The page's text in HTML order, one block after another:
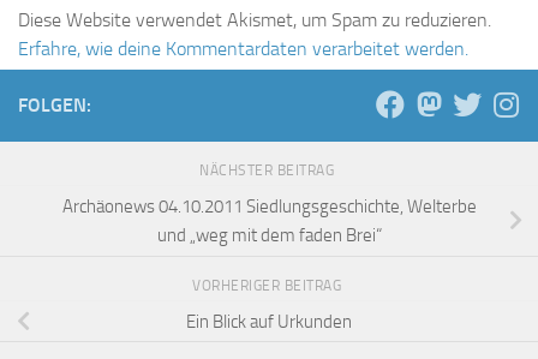
Diese Website verwendet Akismet, um Spam zu reduzieren.
Erfahre, wie deine Kommentardaten verarbeitet werden.
FOLGEN:
NÄCHSTER BEITRAG
Archäonews 04.10.2011 Siedlungsgeschichte, Welterbe
und „weg mit dem faden Brei“
VORHERIGER BEITRAG
Ein Blick auf Urkunden